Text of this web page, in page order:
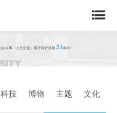
科技 博物 主题 文化